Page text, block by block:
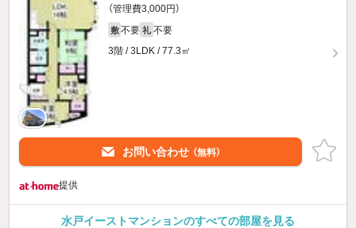
（管理費3,000円）
敷 不要 礼 不要
3階 / 3LDK / 77.3㎡
お問い合わせ （無料）
提供
水戸イーストマンションのすべての部屋を見る